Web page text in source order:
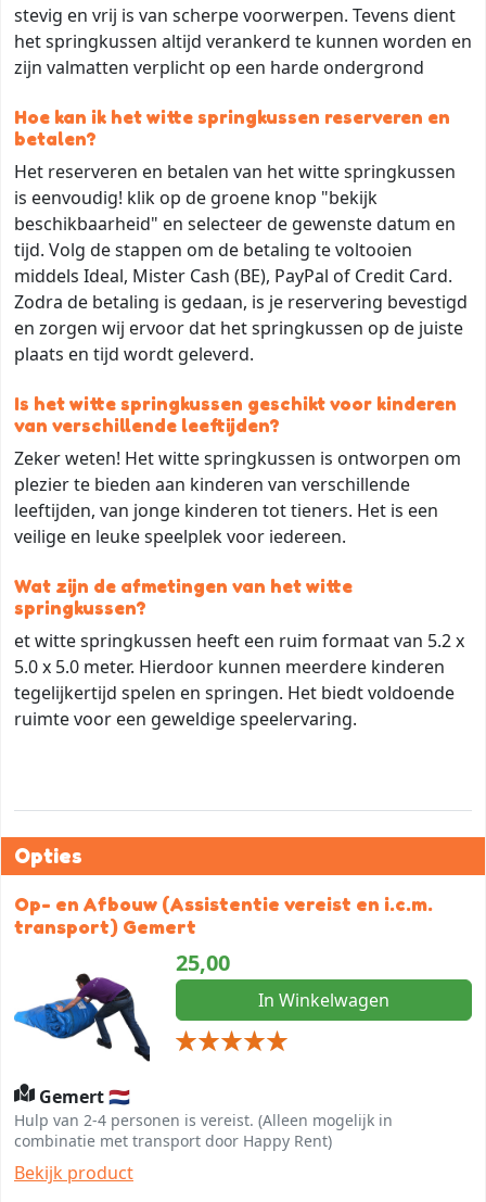
stevig en vrij is van scherpe voorwerpen. Tevens dient
het springkussen altijd verankerd te kunnen worden en
zijn valmatten verplicht op een harde ondergrond
Hoe kan ik het witte springkussen reserveren en
betalen?
Het reserveren en betalen van het witte springkussen
is eenvoudig! klik op de groene knop "bekijk
beschikbaarheid" en selecteer de gewenste datum en
tijd. Volg de stappen om de betaling te voltooien
middels Ideal, Mister Cash (BE), PayPal of Credit Card.
Zodra de betaling is gedaan, is je reservering bevestigd
en zorgen wij ervoor dat het springkussen op de juiste
plaats en tijd wordt geleverd.
Is het witte springkussen geschikt voor kinderen
van verschillende leeftijden?
Zeker weten! Het witte springkussen is ontworpen om
plezier te bieden aan kinderen van verschillende
leeftijden, van jonge kinderen tot tieners. Het is een
veilige en leuke speelplek voor iedereen.
Wat zijn de afmetingen van het witte
springkussen?
et witte springkussen heeft een ruim formaat van 5.2 x
5.0 x 5.0 meter. Hierdoor kunnen meerdere kinderen
tegelijkertijd spelen en springen. Het biedt voldoende
ruimte voor een geweldige speelervaring.
Opties
Op- en Afbouw (Assistentie vereist en i.c.m.
transport) Gemert
25,00
In Winkelwagen
Gemert 🇳🇱
Hulp van 2-4 personen is vereist. (Alleen mogelijk in
combinatie met transport door Happy Rent)
Bekijk product